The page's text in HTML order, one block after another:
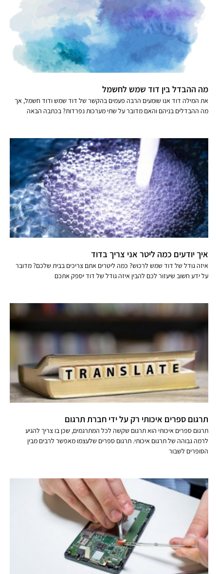
מה ההבדל בין דוד שמש לחשמל
את המילה דוד אנו שומעים הרבה פעמים בהקשר של דוד שמש ודוד חשמל, אך
מה ההבדלים בניהם והאם מדובר על שתי מערכות נפרדות? בכתבה הבאה
איך יודעים כמה ליטר אני צריך בדוד
איזה גודל של דוד שמש לרכוש? כמה ליטרים אתם צריכים בבית שלכם? מדובר
על ידע חשוב שיעזור לכם להבין איזה גודל של דוד יספק אתכם
תרגום ספרים איכותי רק על ידי חברת תרגום
תרגום ספרים איכותי הוא תרגום שקשה לכל המתרגמים, שכן בו צריך להגיע
לרמה גבוהה של תרגום איכותי. תרגום ספרים שלעצמו מאפשר לרבים מבין
הסופרים לשבור